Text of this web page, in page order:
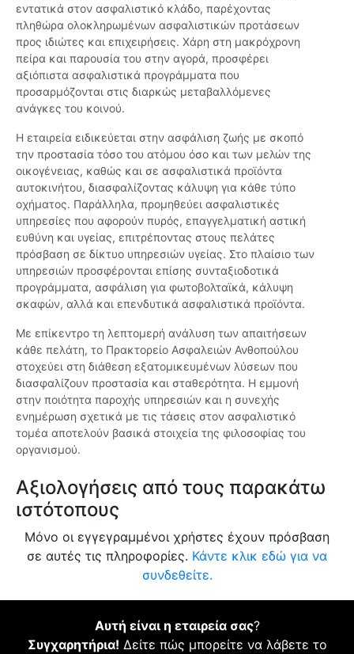
εντατικά στον ασφαλιστικό κλάδο, παρέχοντας
πληθώρα ολοκληρωμένων ασφαλιστικών προτάσεων
προς ιδιώτες και επιχειρήσεις. Χάρη στη μακρόχρονη
πείρα και παρουσία του στην αγορά, προσφέρει
αξιόπιστα ασφαλιστικά προγράμματα που
προσαρμόζονται στις διαρκώς μεταβαλλόμενες
ανάγκες του κοινού.
Η εταιρεία ειδικεύεται στην ασφάλιση ζωής με σκοπό
την προστασία τόσο του ατόμου όσο και των μελών της
οικογένειας, καθώς και σε ασφαλιστικά προϊόντα
αυτοκινήτου, διασφαλίζοντας κάλυψη για κάθε τύπο
οχήματος. Παράλληλα, προμηθεύει ασφαλιστικές
υπηρεσίες που αφορούν πυρός, επαγγελματική αστική
ευθύνη και υγείας, επιτρέποντας στους πελάτες
πρόσβαση σε δίκτυο υπηρεσιών υγείας. Στο πλαίσιο των
υπηρεσιών προσφέρονται επίσης συνταξιοδοτικά
προγράμματα, ασφάλιση για φωτοβολταϊκά, κάλυψη
σκαφών, αλλά και επενδυτικά ασφαλιστικά προϊόντα.
Με επίκεντρο τη λεπτομερή ανάλυση των απαιτήσεων
κάθε πελάτη, το Πρακτορείο Ασφαλειών Ανθοπούλου
στοχεύει στη διάθεση εξατομικευμένων λύσεων που
διασφαλίζουν προστασία και σταθερότητα. Η εμμονή
στην ποιότητα παροχής υπηρεσιών και η συνεχής
ενημέρωση σχετικά με τις τάσεις στον ασφαλιστικό
τομέα αποτελούν βασικά στοιχεία της φιλοσοφίας του
οργανισμού.
Αξιολογήσεις από τους παρακάτω
ιστότοπους
Μόνο οι εγγεγραμμένοι χρήστες έχουν πρόσβαση
σε αυτές τις πληροφορίες. Κάντε κλικ εδώ για να
συνδεθείτε.
Αυτή είναι η εταιρεία σας?
Συγχαρητήρια! Δείτε πώς μπορείτε να λάβετε το